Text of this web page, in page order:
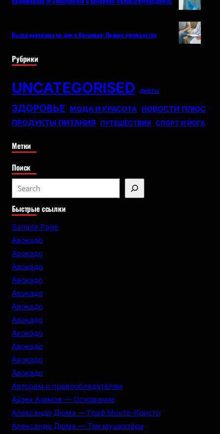
Вызов нарколога на дом в Кемерово: Полное руководство
Рубрики
UNCATEGORISED ДИЕТЫ
ЗДОРОВЬЕ МОДА И КРАСОТА НОВОСТИ ПЛЮС
ПРОДУКТЫ ПИТАНИЯ
ПУТЕШЕСТВИЯ СПОРТ И ЙОГА
Метки
Поиск
e
a
r
Быстрые ссылки
Sample Page
Авокадо
Авокадо
Авокадо
Авокадо
Авокадо
Авокадо
Авокадо
Авокадо
Авокадо
Авокадо
Авокадо
Авторам и правообладателям
Айзек Азимов — Основание
Александр Дюма — Граф Монте-Кристо
Александр Дюма — Три мушкетёра